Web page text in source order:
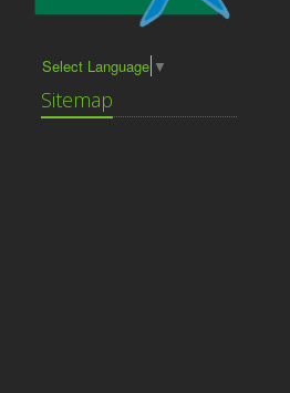
Select Language ▼
Sitemap